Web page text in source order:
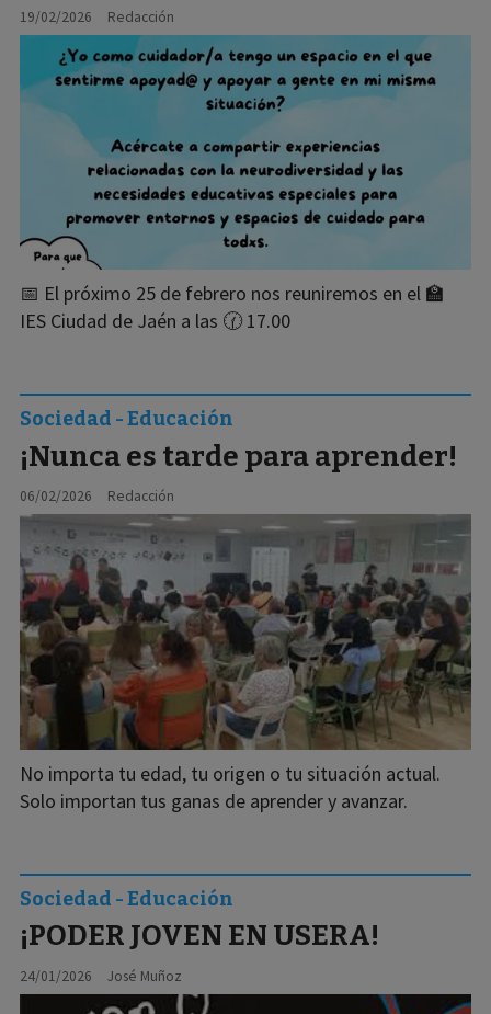
Redacción
19/02/2026
📅 El próximo 25 de febrero nos reuniremos en el 🏫
IES Ciudad de Jaén a las 🕜 17.00
¡Nunca es tarde para aprender!
Redacción
Sociedad - Educación
06/02/2026
No importa tu edad, tu origen o tu situación actual.
Solo importan tus ganas de aprender y avanzar.
¡PODER JOVEN EN USERA!
José Muñoz
Sociedad - Educación
24/01/2026